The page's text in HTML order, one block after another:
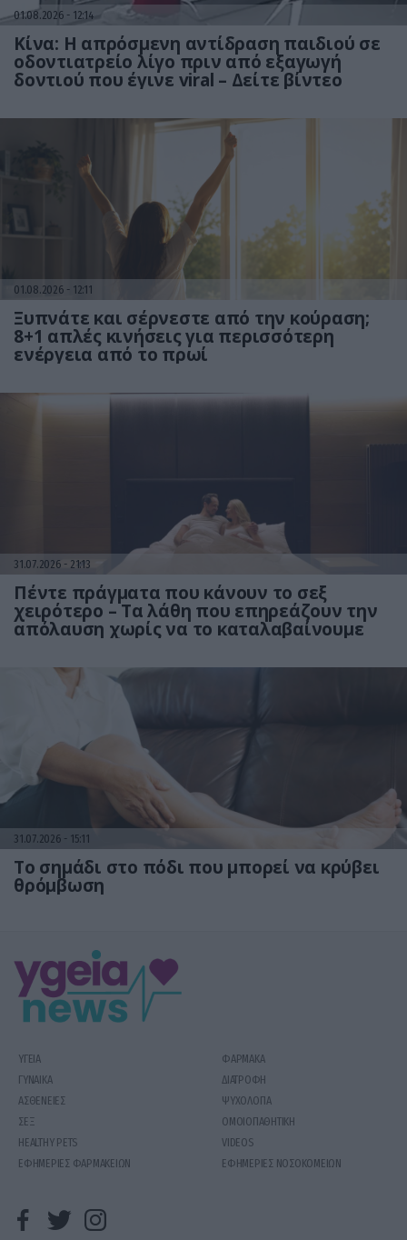
01.08.2026 12:14
Κίνα: Η απρόσμενη αντίδραση παιδιού σε
οδοντιατρείο λίγο πριν από εξαγωγή
δοντιού που έγινε viral – Δείτε βίντεο
01.08.2026 12:11
Ξυπνάτε και σέρνεστε από την κούραση;
8+1 απλές κινήσεις για περισσότερη
ενέργεια από το πρωί
31.07.2026 21:13
Πέντε πράγματα που κάνουν το σεξ
χειρότερο – Τα λάθη που επηρεάζουν την
απόλαυση χωρίς να το καταλαβαίνουμε
31.07.2026 15:11
Το σημάδι στο πόδι που μπορεί να κρύβει
θρόμβωση
ΥΓΕΙΑ
ΦΑΡΜΑΚΑ
ΓΥΝΑΙΚΑ
ΔΙΑΤΡΟΦΗ
ΑΣΘΕΝΕΙΕΣ
ΨΥΧΟΛΟΓΙΑ
ΣΕΞ
ΟΜΟΙΟΠΑΘΗΤΙΚΗ
HEALTHY PETS
VIDEOS
ΕΦΗΜΕΡΙΕΣ ΦΑΡΜΑΚΕΙΩΝ
ΕΦΗΜΕΡΙΕΣ ΝΟΣΟΚΟΜΕΙΩΝ